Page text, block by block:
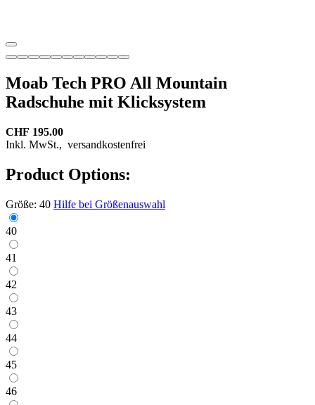
Moab Tech PRO All Mountain
Radschuhe mit Klicksystem
CHF 195.00
Inkl. MwSt., versandkostenfrei
Product Options:
Größe: 40 Hilfe bei Größenauswahl
40
41
42
43
44
45
46